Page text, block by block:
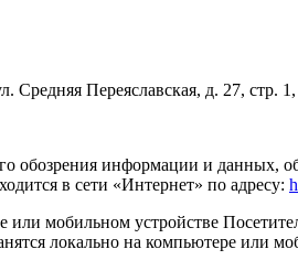
Средняя Переяславская, д. 27, стр.
обозрения информации и данных,
в сети «Интернет» по адресу:
мобильном устройстве
локально на компьютере или